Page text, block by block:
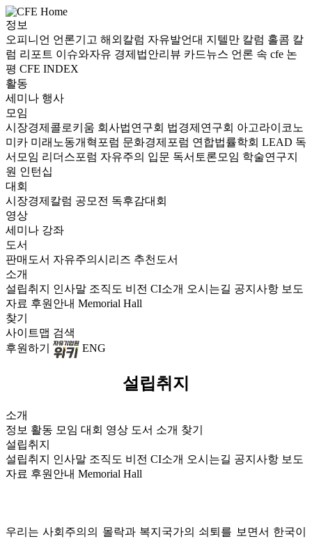
정보
오피니언 언론기고 해외칼럼 자유발언대 지텔만 칼럼 홀콤 칼
럼 리포트 이슈와자유 경제법안리뷰 카드뉴스 언론 속 cfe 논
평 CFE INDEX
활동
세미나 행사
모임
시장경제콜로키움 회사법연구회 법경제연구회 아고라이코노
미카 미래노동개혁포럼 문화경제포럼 연합법률학회 LEAD 독
서모임 리더스포럼 자유주의 입문 독서토론모임 학술연구지
원 인턴십
대회
시장경제칼럼 공모전 독후감대회
영상
세미나 강좌
도서
판매도서 자유주의시리즈 추천도서
소개
설립취지 인사말 조직도 비전 CI소개 오시는길 공지사항 보도
자료 후원안내 Memorial Hall
찾기
사이트맵 검색
후원하기
ENG
설립취지
소개
정보 활동 모임 대회 영상 도서 소개 찾기
설립취지
설립취지
인사말 조직도 비전 CI소개 오시는길 공지사항 보도
자료 후원안내 Memorial Hall
우리는 사회주의의 몰락과 복지국가의 쇠퇴를 보면서 한국이